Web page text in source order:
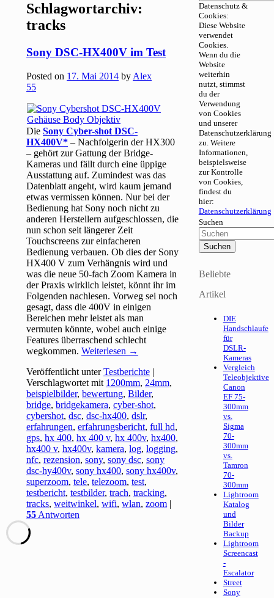
Schlagwortarchiv:
tracks
Sony DSC-HX400V im Test
Posted on 17. Mai 2014 by Alex
55
DieSony Cyber-shot DSC-
HX400V
– Nachfolgerin der HX300
– gehört zur Gattung der Bridge-
Kameras und fällt durch eine üppige
Ausstattung auf. Zumindest was das
Datenblatt angeht, wird kaum jemand
etwas vermissen können. Nur bei der
Bedienung hat Sony noch nicht zu
anderen Herstellern aufgeschlossen, die
nun schon seit längerer Zeit
Touchscreens zur einfacheren
Bedienung verbauen. Ob dies der Sony
HX400 V zum Verhängnis wird und
was die neue 50-fach Zoom Kamera in
der Praxis wirklich leistet, könnt ihr im
Folgenden nachlesen. Vorweg sei noch
gesagt, dass die 400V in einigen
Bereichen mehr leistet als man
vermuten könnte, wobei auch einige
Features überraschend schlecht
wegkommen.Weiterlesen →
Veröffentlicht unter Testberichte |
Verschlagwortet mit 1200mm, 24mm,
beispielbilder,bewertung,Bilder,
bridge,bridgekamera,cyber-shot,
cybershot,dsc,dsc-hx400,dslr,
erfahrungen,erfahrungsbericht,full hd,
gps,hx 400,hx 400 v,hx 400v,hx400,
hx400 v,hx400v,kamera,log,logging,
nfc,rezension,sony,sony dsc,sony
dsc-hy400v,sony hx400,sony hx400v,
superzoom,tele,telezoom,test,
testbericht,testbilder,trach,tracking,
tracks,weitwinkel,wifi,wlan,zoom |
55 Antworten
Datenschutz &
Cookies:
Diese Website
verwendet
Cookies.
Wenn du die
Website
weiterhin
nutzt, stimmst
du der
Verwendung
von Cookies
und unserer
Datenschutzerklärung
zu. Weitere
Informationen,
beispielsweise
zur Kontrolle
von Cookies,
findest du
hier:
Datenschutzerklärung
Suchen
Beliebte
Artikel
DIE
Handschlaufe
für
DSLR-
Kameras
Vergleich
Teleobjektive
Canon
EF 75-
300mm
vs.
Sigma
70-
300mm
vs.
Tamron
70-
300mm
Lightroom
Katalog
und
Bilder
Backup
Lightroom
Screencast
-
Escalator
Street
Sony